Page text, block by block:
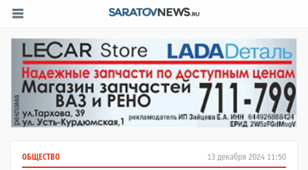
13 декабря 2024 11:50
ОБЩЕСТВО